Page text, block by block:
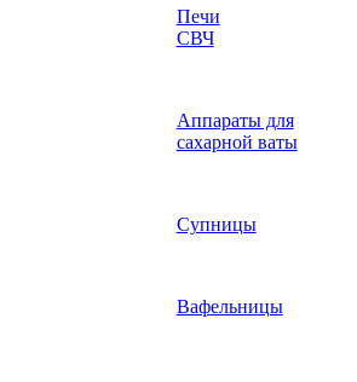
Печи
СВЧ
Аппараты для
сахарной ваты
Супницы
Вафельницы